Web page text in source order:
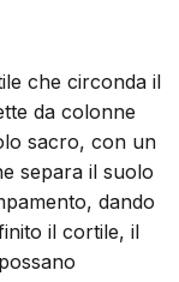
che circonda il
da colonne
sacro, con un
separa il suolo
dando
il cortile, il